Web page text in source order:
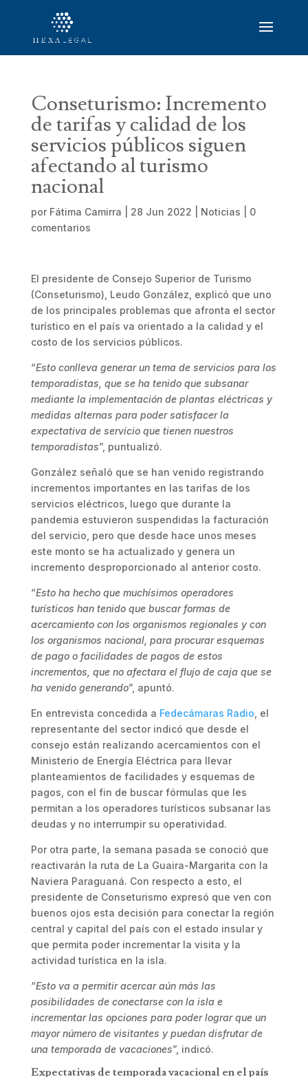
Conseturismo: Incremento
de tarifas y calidad de los
servicios públicos siguen
afectando al turismo
nacional
por Fátima Camirra 28 Jun 2022 Noticias
0
comentarios
El presidente de Consejo Superior de Turismo
(Conseturismo), Leudo González, explicó que uno
de los principales problemas que afronta el sector
turístico en el país va orientado a la calidad y el
costo de los servicios públicos.
“Esto conlleva generar un tema de servicios para los
temporadistas, que se ha tenido que subsanar
mediante la implementación de plantas eléctricas y
medidas alternas para poder satisfacer la
expectativa de servicio que tienen nuestros
temporadistas”, puntualizó.
González señaló que se han venido registrando
incrementos importantes en las tarifas de los
servicios eléctricos, luego que durante la
pandemia estuvieron suspendidas la facturación
del servicio, pero que desde hace unos meses
este monto se ha actualizado y genera un
incremento desproporcionado al anterior costo.
“Esto ha hecho que muchísimos operadores
turísticos han tenido que buscar formas de
acercamiento con los organismos regionales y con
los organismos nacional, para procurar esquemas
de pago o facilidades de pagos de estos
incrementos, que no afectara el flujo de caja que se
ha venido generando”, apuntó.
En entrevista concedida a Fedecámaras Radio , el
representante del sector indicó que desde el
consejo están realizando acercamientos con el
Ministerio de Energía Eléctrica para llevar
planteamientos de facilidades y esquemas de
pagos, con el fin de buscar fórmulas que les
permitan a los operadores turísticos subsanar las
deudas y no interrumpir su operatividad.
Por otra parte, la semana pasada se conoció que
reactivarán la ruta de La Guaira-Margarita con la
Naviera Paraguaná. Con respecto a esto, el
presidente de Conseturismo expresó que ven con
buenos ojos esta decisión para conectar la región
central y capital del país con el estado insular y
que permita poder incrementar la visita y la
actividad turística en la isla.
“Esto va a permitir acercar aún más las
posibilidades de conectarse con la isla e
incrementar las opciones para poder lograr que un
mayor número de visitantes y puedan disfrutar de
una temporada de vacaciones”, indicó.
Expectativas de temporada vacacional en el país